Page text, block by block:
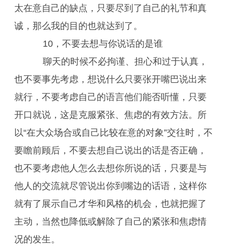
太在意自己的缺点，只要尽到了自己的礼节和真
诚，那么我的目的也就达到了。
10，不要去想与你说话的是谁
聊天的时候不必拘谨、担心和过于认真，
也不要事先考虑，想说什么只要张开嘴巴说出来
就行，不要考虑自己的语言他们能否听懂，只要
开口就说，这是克服紧张、焦虑的有效方法。所
以“在大众场合或自己比较在意的对象”交往时，不
要瞻前顾后，不要去想自己说出的话是否正确，
也不要考虑他人怎么去想你所说的话，只要是与
他人的交流就尽管说出你到嘴边的话语，这样你
就有了展示自己才华和风格的机会，也就把握了
主动，当然也降低或解除了自己的紧张和焦虑情
况的发生。